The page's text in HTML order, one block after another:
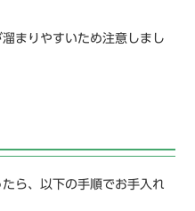
まりやすいため注意しまし
ら、以下の手順でお手入れ